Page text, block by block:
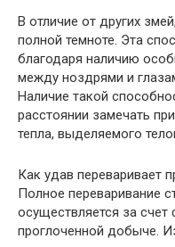
В отличие от других
полной темноте. Эта
благодаря наличию
между ноздрями и
Наличие такой
расстоянии замечать
тепла, выделяемого
Как удав переваривает
Полное переваривание
осуществляется за
проглоченной добыче.